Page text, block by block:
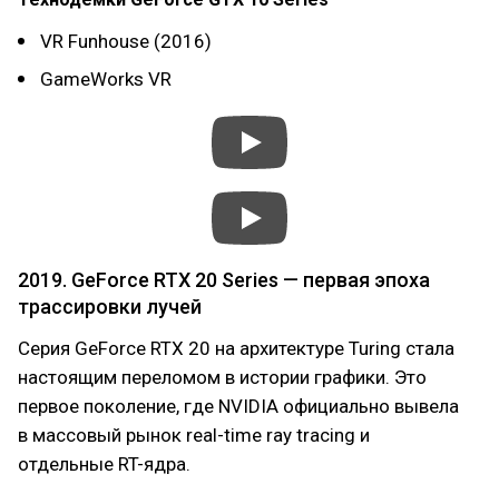
VR Funhouse (2016)
GameWorks VR
2019. GeForce RTX 20 Series — первая эпоха
трассировки лучей
Серия GeForce RTX 20 на архитектуре Turing стала
настоящим переломом в истории графики. Это
первое поколение, где NVIDIA официально вывела
в массовый рынок real-time ray tracing и
отдельные RT-ядра.